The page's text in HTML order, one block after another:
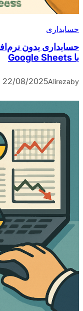
حسابداری
با Google Sheets
by
Alireza
22/08/2025